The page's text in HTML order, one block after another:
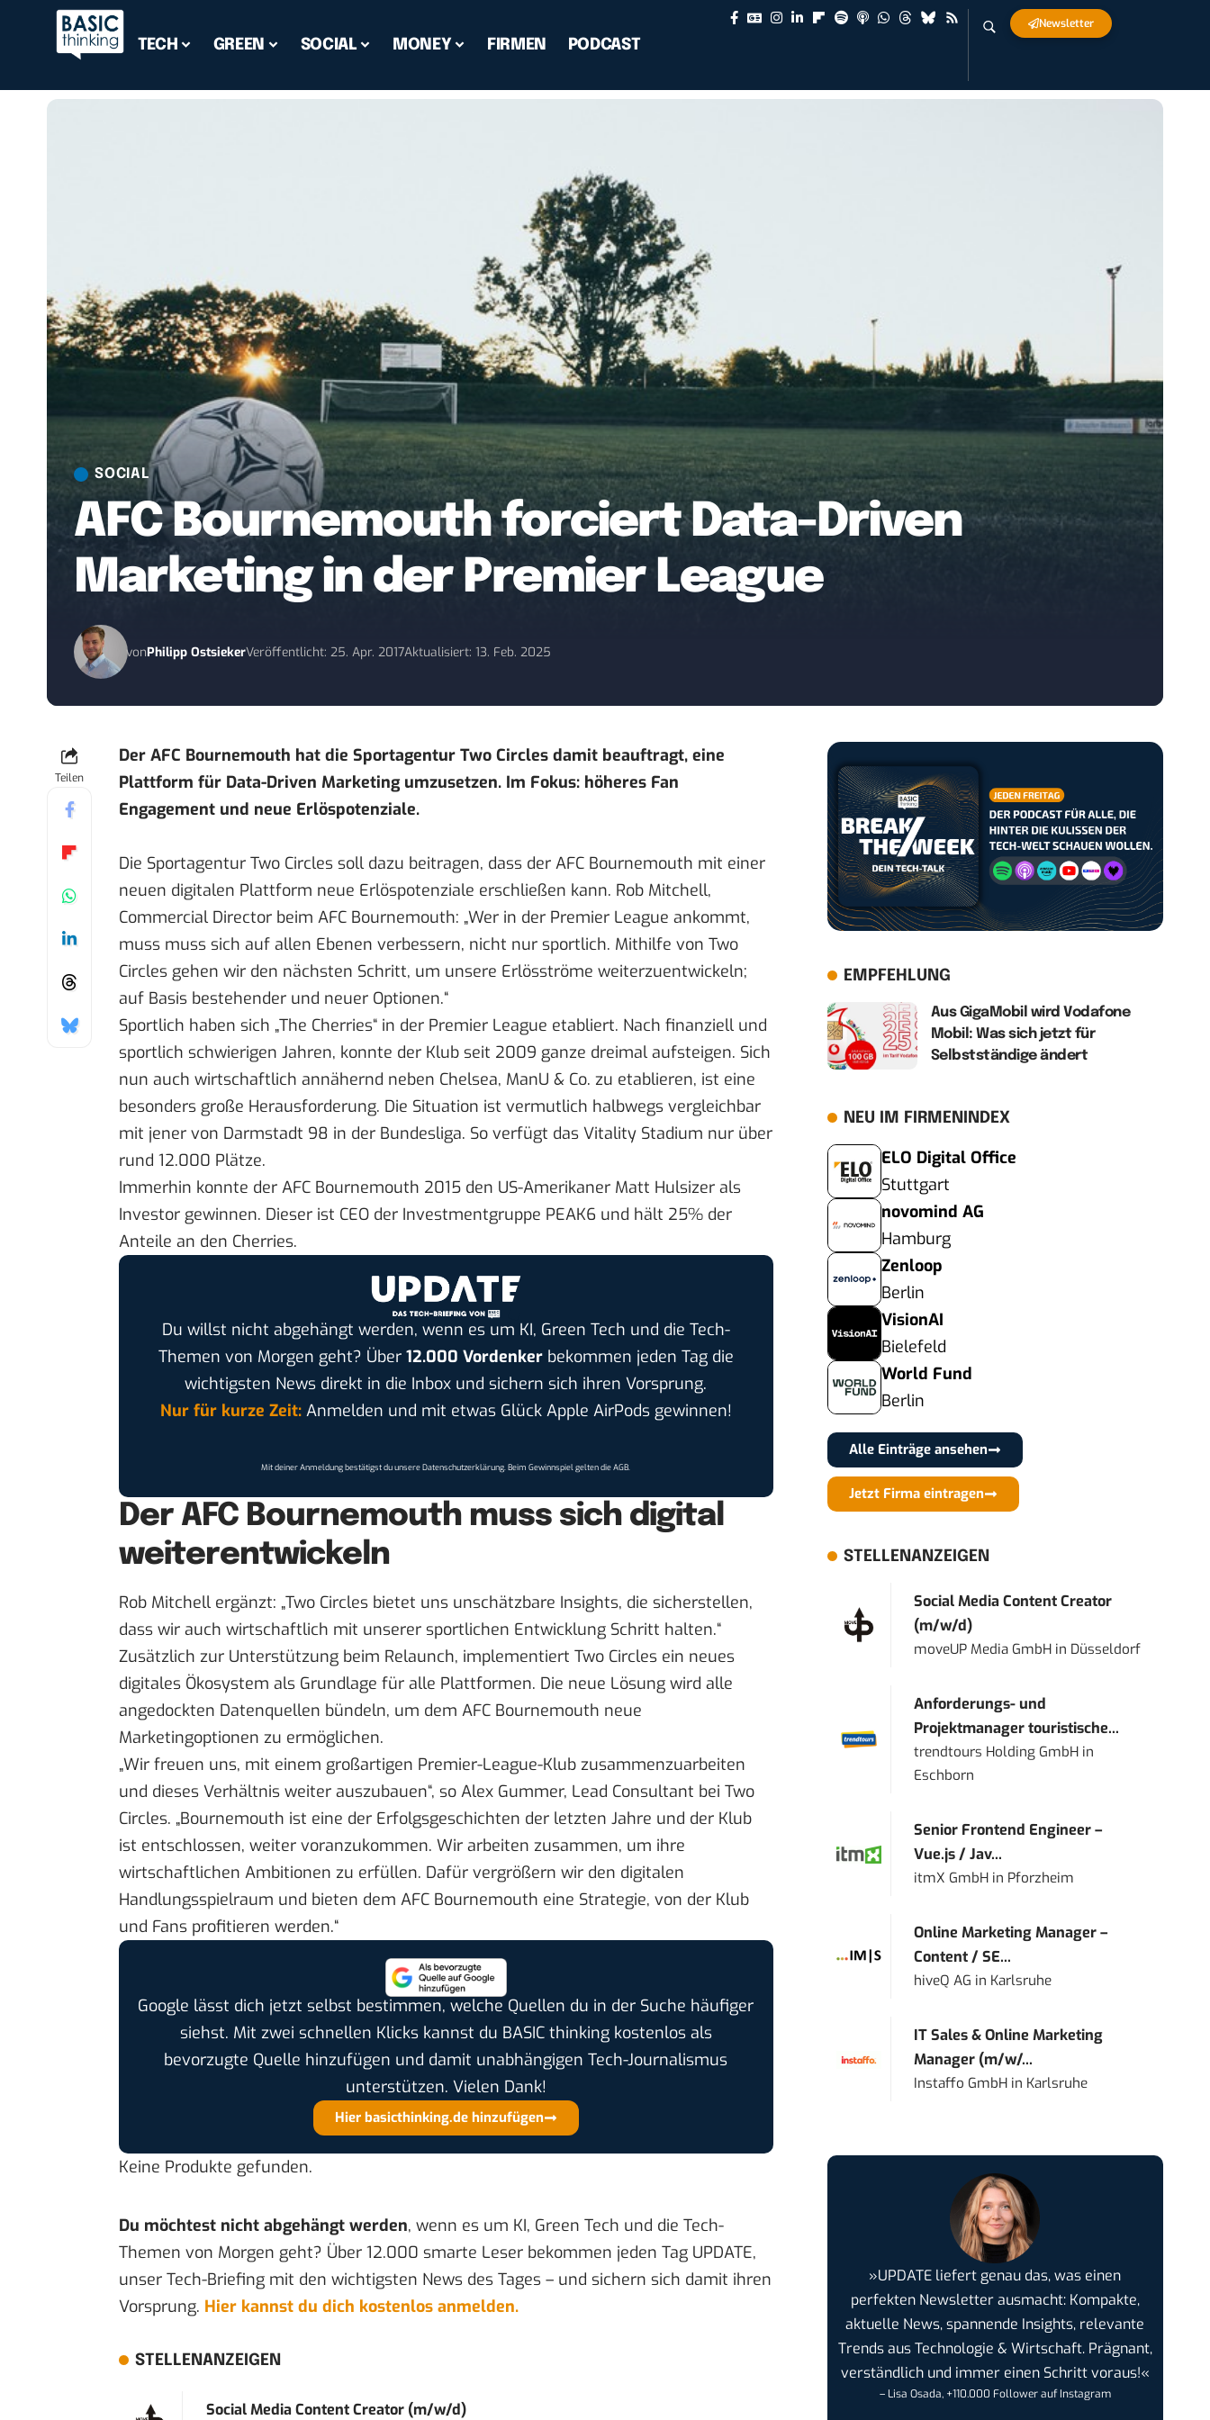
TECH GREEN SOCIAL MONEY FIRMEN PODCAST
Newsletter
SOCIAL
AFC Bournemouth forciert Data-Driven
Marketing in der Premier League
vonPhilipp OstsiekerVeröffentlicht: 25. Apr. 2017Aktualisiert: 13. Feb. 2025
Teilen
Der AFC Bournemouth hat die Sportagentur Two Circles damit beauftragt, eine
Plattform für Data-Driven Marketing umzusetzen. Im Fokus: höheres Fan
Engagement und neue Erlöspotenziale.
Die Sportagentur Two Circles soll dazu beitragen, dass der AFC Bournemouth mit einer
neuen digitalen Plattform neue Erlöspotenziale erschließen kann. Rob Mitchell,
Commercial Director beim AFC Bournemouth: „Wer in der Premier League ankommt,
muss muss sich auf allen Ebenen verbessern, nicht nur sportlich. Mithilfe von Two
Circles gehen wir den nächsten Schritt, um unsere Erlösströme weiterzuentwickeln;
auf Basis bestehender und neuer Optionen.“
Sportlich haben sich „The Cherries“ in der Premier League etabliert. Nach finanziell und
sportlich schwierigen Jahren, konnte der Klub seit 2009 ganze dreimal aufsteigen. Sich
nun auch wirtschaftlich annähernd neben Chelsea, ManU & Co. zu etablieren, ist eine
besonders große Herausforderung. Die Situation ist vermutlich halbwegs vergleichbar
mit jener von Darmstadt 98 in der Bundesliga. So verfügt das Vitality Stadium nur über
rund 12.000 Plätze.
Immerhin konnte der AFC Bournemouth 2015 den US-Amerikaner Matt Hulsizer als
Investor gewinnen. Dieser ist CEO der Investmentgruppe PEAK6 und hält 25% der
Anteile an den Cherries.
Du willst nicht abgehängt werden, wenn es um KI, Green Tech und die Tech-
Themen von Morgen geht? Über 12.000 Vordenkerbekommen jeden Tag die
wichtigsten News direkt in die Inbox und sichern sich ihren Vorsprung.
Nur für kurze Zeit:Anmelden und mit etwas Glück Apple AirPods gewinnen!
Mit deiner Anmeldung bestätigst du unsereDatenschutzerklärung. Beim Gewinnspiel gelten dieAGB.
Der AFC Bournemouth muss sich digital
weiterentwickeln
Rob Mitchell ergänzt: „Two Circles bietet uns unschätzbare Insights, die sicherstellen,
dass wir auch wirtschaftlich mit unserer sportlichen Entwicklung Schritt halten.“
Zusätzlich zur Unterstützung beim Relaunch, implementiert Two Circles ein neues
digitales Ökosystem als Grundlage für alle Plattformen. Die neue Lösung wird alle
angedockten Datenquellen bündeln, um dem AFC Bournemouth neue
Marketingoptionen zu ermöglichen.
„Wir freuen uns, mit einem großartigen Premier-League-Klub zusammenzuarbeiten
und dieses Verhältnis weiter auszubauen“, so Alex Gummer, Lead Consultant bei Two
Circles. „Bournemouth ist eine der Erfolgsgeschichten der letzten Jahre und der Klub
ist entschlossen, weiter voranzukommen. Wir arbeiten zusammen, um ihre
wirtschaftlichen Ambitionen zu erfüllen. Dafür vergrößern wir den digitalen
Handlungsspielraum und bieten dem AFC Bournemouth eine Strategie, von der Klub
und Fans profitieren werden.“
Google lässt dich jetzt selbst bestimmen, welche Quellen du in der Suche häufiger
siehst. Mit zwei schnellen Klicks kannst du BASIC thinking kostenlos als
bevorzugte Quelle hinzufügen und damit unabhängigen Tech-Journalismus
unterstützen. Vielen Dank!
Hier basicthinking.de hinzufügen
Keine Produkte gefunden.
Du möchtest nicht abgehängt werden, wenn es um KI, Green Tech und die Tech-
Themen von Morgen geht? Über 12.000 smarte Leser bekommen jeden Tag UPDATE,
unser Tech-Briefing mit den wichtigsten News des Tages – und sichern sich damit ihren
Vorsprung. Hier kannst du dich kostenlos anmelden.
STELLENANZEIGEN
Social Media Content Creator (m/w/d)
EMPFEHLUNG
Aus GigaMobil wird Vodafone
Mobil: Was sich jetzt für
Selbstständige ändert
NEU IM FIRMENINDEX
ELO Digital Office
Stuttgart
novomind AG
Hamburg
Zenloop
Berlin
VisionAI
Bielefeld
World Fund
Berlin
Alle Einträge ansehen
Jetzt Firma eintragen
STELLENANZEIGEN
Social Media Content Creator
(m/w/d)
moveUP Media GmbH in Düsseldorf
Anforderungs- und
Projektmanager touristische...
trendtours Holding GmbH in
Eschborn
Senior Frontend Engineer –
Vue.js / Jav...
itmX GmbH in Pforzheim
Online Marketing Manager –
Content / SE...
hiveQ AG in Karlsruhe
IT Sales & Online Marketing
Manager (m/w/...
Instaffo GmbH in Karlsruhe
»UPDATE liefert genau das, was einen
perfekten Newsletter ausmacht: Kompakte,
aktuelle News, spannende Insights, relevante
Trends aus Technologie & Wirtschaft. Prägnant,
verständlich und immer einen Schritt voraus!«
– Lisa Osada, +110.000 Follower auf Instagram